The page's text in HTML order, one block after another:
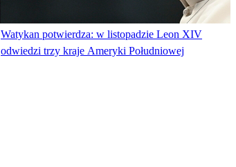
Watykan potwierdza: w listopadzie Leon XIV
odwiedzi trzy kraje Ameryki Południowej